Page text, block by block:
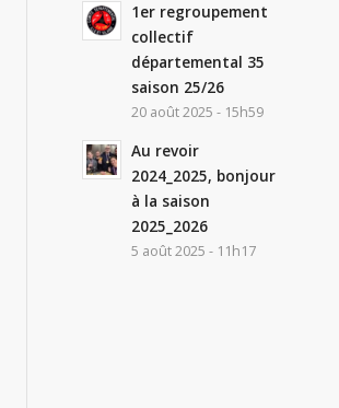
1er regroupement
collectif
départemental 35
saison 25/26
20 août 2025 - 15h59
Au revoir
2024_2025, bonjour
à la saison
2025_2026
5 août 2025 - 11h17